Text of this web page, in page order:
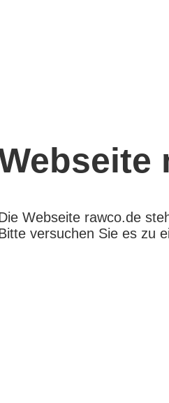
Webseite rawco.de
versuchen Sie es zu